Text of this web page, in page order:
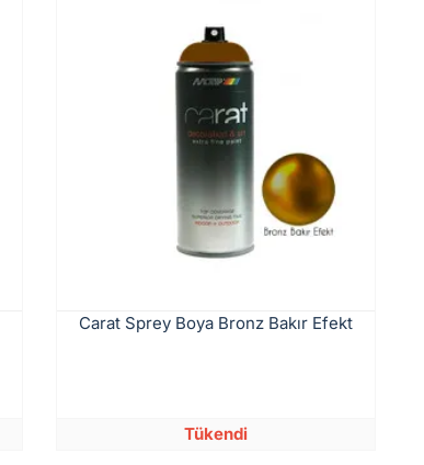
Carat Sprey Boya Bronz Bakır Efekt
Tükendi